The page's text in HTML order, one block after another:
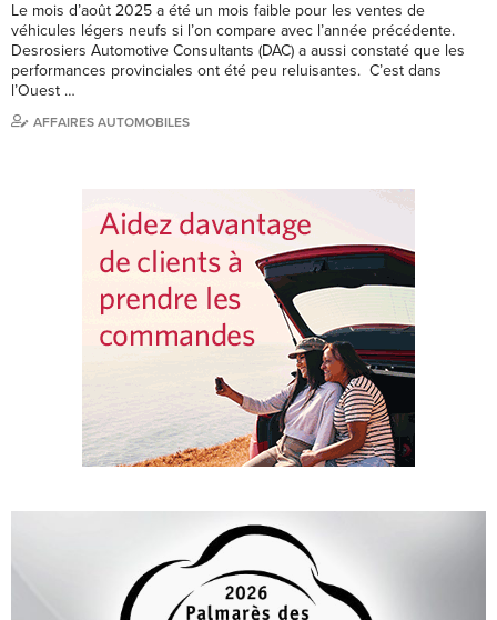
Le mois d’août 2025 a été un mois faible pour les ventes de
véhicules légers neufs si l’on compare avec l’année précédente.
Desrosiers Automotive Consultants (DAC) a aussi constaté que les
performances provinciales ont été peu reluisantes. C’est dans
l’Ouest …
AFFAIRES AUTOMOBILES